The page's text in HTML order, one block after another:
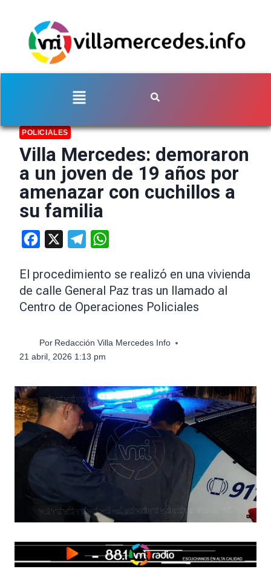
POLICIALES
Villa Mercedes: demoraron
a un joven de 19 años por
amenazar con cuchillos a
su familia
Facebook Telegram
El procedimiento se realizó en una vivienda
de calle General Paz tras un llamado al
Centro de Operaciones Policiales
Por Redacción Villa Mercedes Info
21 abril, 2026 1:13 pm